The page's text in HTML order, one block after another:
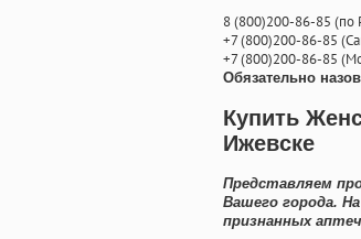
8(800)200-86-85 (по
+7(800)200-86-85 (
+7(800)200-86-85 (
Обязательно
Купить
Ижевске
Представляем
Вашего города.
признанных